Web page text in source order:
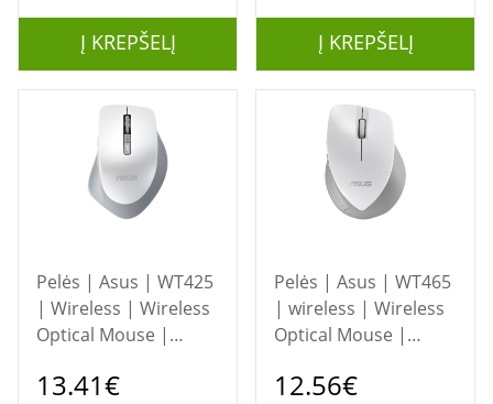
Į KREPŠELĮ Į KREPŠELĮ
Pelės | Asus | WT425
| Wireless | Wireless
Optical Mouse |
13.41€
Pelės | Asus | WT465
| wireless | Wireless
Optical Mouse |
12.56€